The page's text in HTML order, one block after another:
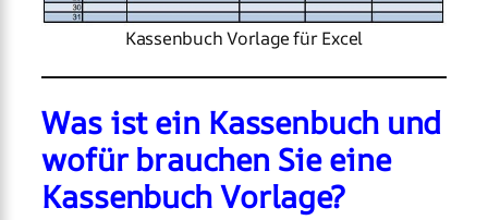
Kassenbuch Vorlage für Excel
Was ist ein Kassenbuch und
wofür brauchen Sie eine
Kassenbuch Vorlage?